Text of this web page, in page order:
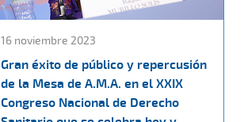
16 noviembre 2023
Gran éxito de público y repercusión
de la Mesa de A.M.A. en el XXIX
Congreso Nacional de Derecho